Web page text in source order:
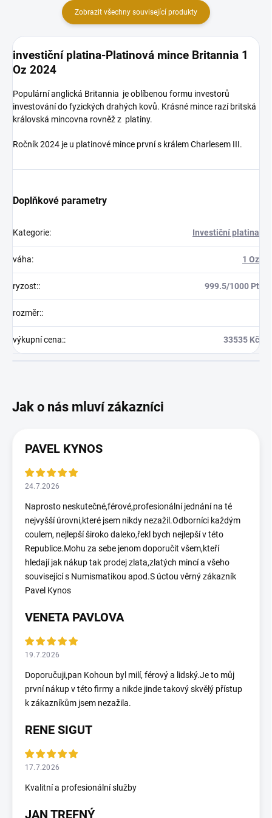
Zobrazit všechny související produkty
investiční platina-Platinová mince Britannia 1
Oz 2024
Populární anglická Britannia je oblíbenou formu investorů
investování do fyzických drahých kovů. Krásné mince razí britská
královská mincovna rovněž z platiny.
Ročník 2024 je u platinové mince první s králem Charlesem III.
Doplňkové parametry
Kategorie: Investiční platina
váha: 1 Oz
ryzost:: 999.5/1000 Pt
rozměr::
výkupní cena:: 33535 Kč
PAVEL KYNOS
24.7.2026
Naprosto neskutečné,férové,profesionální jednání na té
nejvyšší úrovni,které jsem nikdy nezažil.Odborníci každým
coulem, nejlepší široko daleko,řekl bych nejlepší v této
Republice.Mohu za sebe jenom doporučit všem,kteří
hledají jak nákup tak prodej zlata,zlatých mincí a všeho
související s Numismatikou apod.S úctou věrný zákazník
Pavel Kynos
VENETA PAVLOVA
19.7.2026
Doporučuji,pan Kohoun byl milí, férový a lidský.Je to můj
první nákup v této firmy a nikde jinde takový skvělý přístup
k zákazníkům jsem nezažila.
RENE SIGUT
17.7.2026
Kvalitní a profesionální služby
JAN TREFNÝ